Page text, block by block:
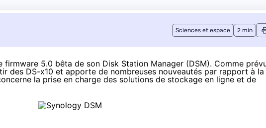
Sciences et espace 2 min
firmware 5.0 bêta de son Disk Station Manager (DSM). Comme
des DS-x10 et apporte de nombreuses nouveautés par rapport à la
la prise en charge des solutions de stockage en ligne et de